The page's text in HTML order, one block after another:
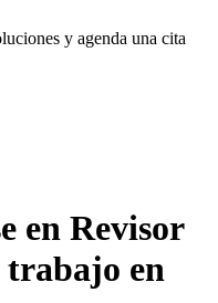
y agenda una cita
en Revisor
trabajo en